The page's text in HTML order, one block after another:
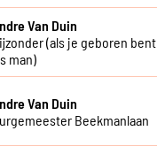
Van Duin
(als je geboren bent
man)
Van Duin
Beekmanlaan